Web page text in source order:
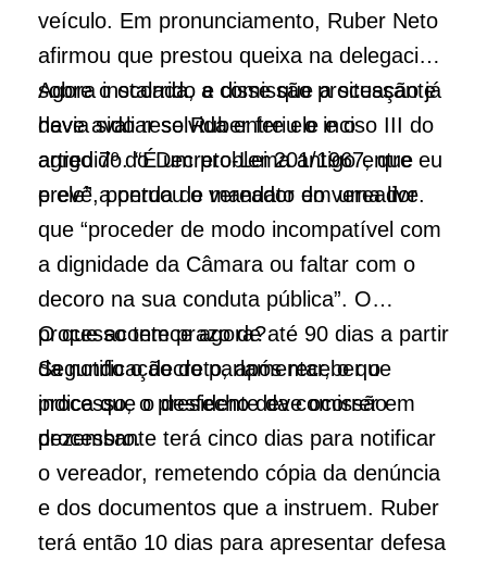
veículo. Em pronunciamento, Ruber Neto
afirmou que prestou queixa na delegacia
sobre o ocorrido e disse que a situação já
havia sido resolvida entre ele e o
agredido. “É um problema antigo entre eu
e ele”, pontuou o vereador em uma live.
Agora instalada, a comissão processante
deve avaliar se Ruber feriu o inciso III do
artigo 7º do Decreto-Lei 201/1967, que
prevê a perda de mandato do vereador
que “proceder de modo incompatível com
a dignidade da Câmara ou faltar com o
decoro na sua conduta pública”. O
processo tem prazo de até 90 dias a partir
da notificação do parlamentar, o que
indica que o desfecho deve ocorrer em
dezembro.
O que acontece agora?
Segundo o decreto, após receber o
processo, o presidente da comissão
processante terá cinco dias para notificar
o vereador, remetendo cópia da denúncia
e dos documentos que a instruem. Ruber
terá então 10 dias para apresentar defesa